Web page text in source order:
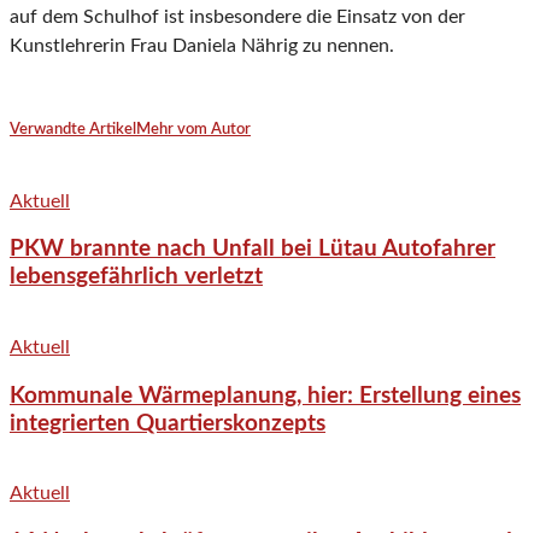
auf dem Schulhof ist insbesondere die Einsatz von der
Kunstlehrerin Frau Daniela Nährig zu nennen.
Verwandte Artikel Mehr vom Autor
Aktuell
PKW brannte nach Unfall bei Lütau Autofahrer
lebensgefährlich verletzt
Aktuell
Kommunale Wärmeplanung, hier: Erstellung eines
integrierten Quartierskonzepts
Aktuell